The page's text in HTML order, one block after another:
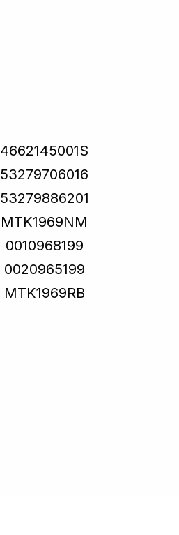
4662145001S
53279706016
53279886201
MTK1969NM
0010968199
0020965199
MTK1969RB